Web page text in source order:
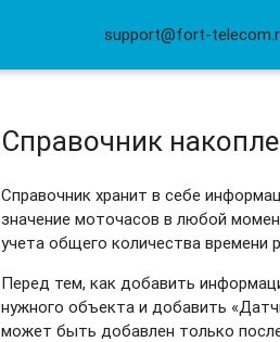
support@fort-
Справочник
Справочник хранит в себе
значение моточасов в любой
учета общего количества времени
Перед тем, как добавить
нужного объекта и добавить
может быть добавлен только